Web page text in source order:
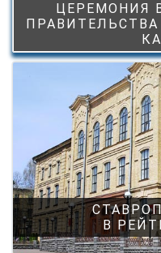
ЦЕРЕМОНИЯ
В